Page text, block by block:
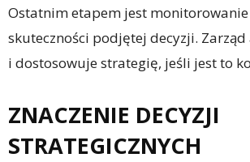
Ostatnim etapem jest monitorowanie
skuteczności podjętej decyzji.
i dostosowuje strategię, jeśli jest to
ZNACZENIE DECYZJI
STRATEGICZNYCH